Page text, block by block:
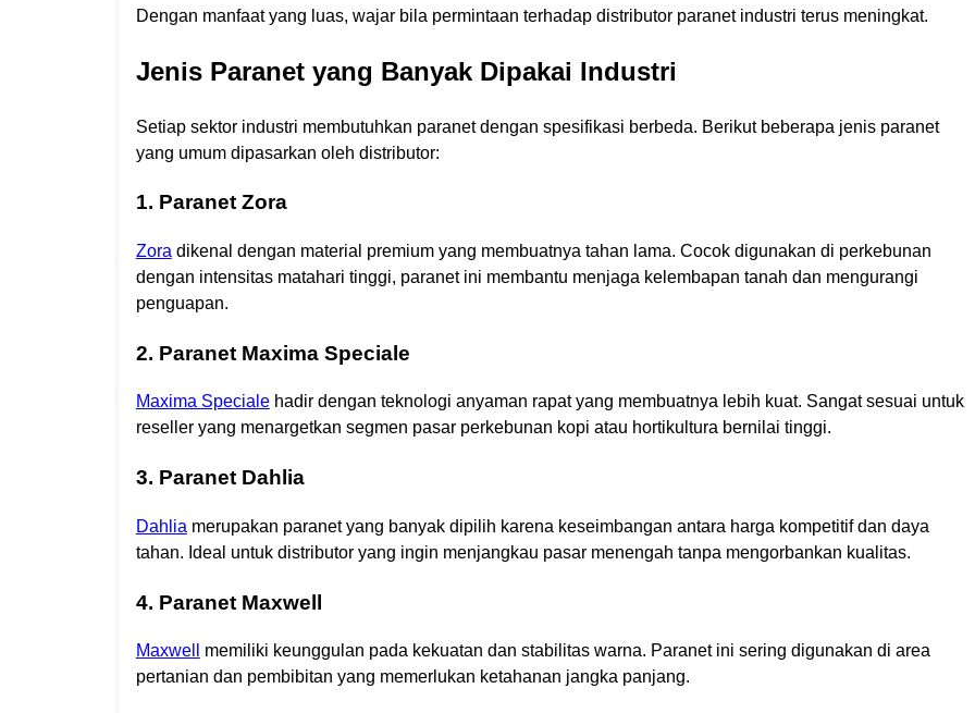
Dengan manfaat yang luas, wajar bila permintaan terhadap distributor paranet industri terus meningkat.
Jenis Paranet yang Banyak Dipakai Industri
Setiap sektor industri membutuhkan paranet dengan spesifikasi berbeda. Berikut beberapa jenis paranet
yang umum dipasarkan oleh distributor:
1. Paranet Zora
Zora dikenal dengan material premium yang membuatnya tahan lama. Cocok digunakan di perkebunan
dengan intensitas matahari tinggi, paranet ini membantu menjaga kelembapan tanah dan mengurangi
penguapan.
2. Paranet Maxima Speciale
Maxima Specialehadir dengan teknologi anyaman rapat yang membuatnya lebih kuat. Sangat sesuai untuk
reseller yang menargetkan segmen pasar perkebunan kopi atau hortikultura bernilai tinggi.
3. Paranet Dahlia
Dahlia merupakan paranet yang banyak dipilih karena keseimbangan antara harga kompetitif dan daya
tahan. Ideal untuk distributor yang ingin menjangkau pasar menengah tanpa mengorbankan kualitas.
4. Paranet Maxwell
Maxwell
memiliki keunggulan pada kekuatan dan stabilitas warna. Paranet ini sering digunakan di area
pertanian dan pembibitan yang memerlukan ketahanan jangka panjang.